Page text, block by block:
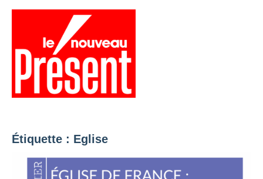
Aller
Étiquette : Eglise